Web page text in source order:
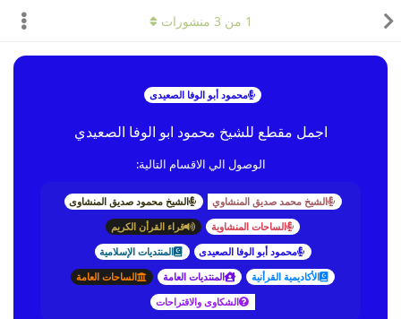
محمود أبو الوفا الصعيدى
اجمل مقطع للشيخ محمود ابو الوفا الصعيدي
الوصول الي الاقسام التالية:
الشيخ محمد صديق المنشاوي
الشيخ محمود صديق المنشاوى
الساحات المنشاوية
قراء القرأن الكريم
محمود أبو الوفا الصعيدى
المنتديات الإسلامية
الأكاديمية القرأنية
المنتديات العامة
الساحات العامة
الشكاوى والاقتراحات
1 من 3 منشورات